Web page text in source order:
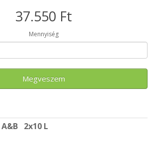
37.550 Ft
Mennyiség
Megveszem
A&B 2x10 L